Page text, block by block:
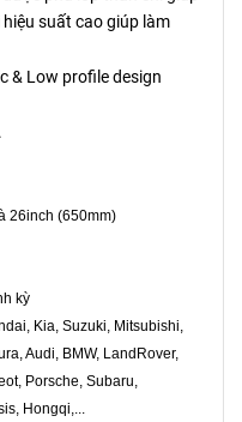
suất cao giúp làm
& Low profile design
26inch (650mm)
kỳ
Kia, Suzuki, Mitsubishi,
Audi, BMW, LandRover,
Porsche, Subaru,
Hongqi,...